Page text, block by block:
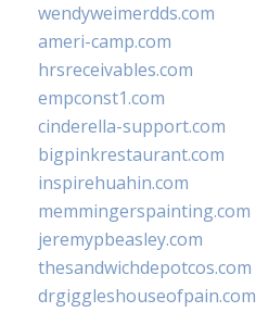
wendyweimerdds.com
ameri-camp.com
hrsreceivables.com
empconst1.com
cinderella-support.com
bigpinkrestaurant.com
inspirehuahin.com
memmingerspainting.com
jeremypbeasley.com
thesandwichdepotcos.com
drgiggleshouseofpain.com